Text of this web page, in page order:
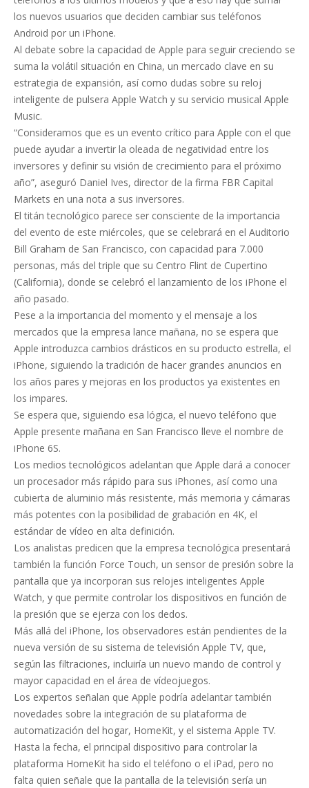
los nuevos usuarios que deciden cambiar sus teléfonos
Android por un iPhone.
Al debate sobre la capacidad de Apple para seguir creciendo se
suma la volátil situación en China, un mercado clave en su
estrategia de expansión, así como dudas sobre su reloj
inteligente de pulsera Apple Watch y su servicio musical Apple
Music.
“Consideramos que es un evento crítico para Apple con el que
puede ayudar a invertir la oleada de negatividad entre los
inversores y definir su visión de crecimiento para el próximo
año”, aseguró Daniel Ives, director de la firma FBR Capital
Markets en una nota a sus inversores.
El titán tecnológico parece ser consciente de la importancia
del evento de este miércoles, que se celebrará en el Auditorio
Bill Graham de San Francisco, con capacidad para 7.000
personas, más del triple que su Centro Flint de Cupertino
(California), donde se celebró el lanzamiento de los iPhone el
año pasado.
Pese a la importancia del momento y el mensaje a los
mercados que la empresa lance mañana, no se espera que
Apple introduzca cambios drásticos en su producto estrella, el
iPhone, siguiendo la tradición de hacer grandes anuncios en
los años pares y mejoras en los productos ya existentes en
los impares.
Se espera que, siguiendo esa lógica, el nuevo teléfono que
Apple presente mañana en San Francisco lleve el nombre de
iPhone 6S.
Los medios tecnológicos adelantan que Apple dará a conocer
un procesador más rápido para sus iPhones, así como una
cubierta de aluminio más resistente, más memoria y cámaras
más potentes con la posibilidad de grabación en 4K, el
estándar de vídeo en alta definición.
Los analistas predicen que la empresa tecnológica presentará
también la función Force Touch, un sensor de presión sobre la
pantalla que ya incorporan sus relojes inteligentes Apple
Watch, y que permite controlar los dispositivos en función de
la presión que se ejerza con los dedos.
Más allá del iPhone, los observadores están pendientes de la
nueva versión de su sistema de televisión Apple TV, que,
según las filtraciones, incluiría un nuevo mando de control y
mayor capacidad en el área de vídeojuegos.
Los expertos señalan que Apple podría adelantar también
novedades sobre la integración de su plataforma de
automatización del hogar, HomeKit, y el sistema Apple TV.
Hasta la fecha, el principal dispositivo para controlar la
plataforma HomeKit ha sido el teléfono o el iPad, pero no
falta quien señale que la pantalla de la televisión sería un